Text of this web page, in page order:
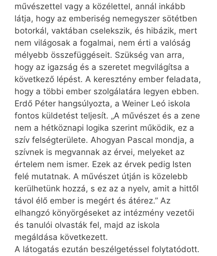
művészettel vagy a közélettel, annál inkább
látja, hogy az emberiség nemegyszer sötétben
botorkál, vaktában cselekszik, és hibázik, mert
nem világosak a fogalmai, nem érti a valóság
mélyebb összefüggéseit. Szükség van arra,
hogy az igazság és a szeretet megvilágítsa a
következő lépést. A keresztény ember feladata,
hogy a többi ember szolgálatára legyen ebben.
Erdő Péter hangsúlyozta, a Weiner Leó iskola
fontos küldetést teljesít. „A művészet és a zene
nem a hétköznapi logika szerint működik, ez a
szív felségterülete. Ahogyan Pascal mondja, a
szívnek is megvannak az érvei, melyeket az
értelem nem ismer. Ezek az érvek pedig Isten
felé mutatnak. A művészet útján is közelebb
kerülhetünk hozzá, s ez az a nyelv, amit a hittől
távol élő ember is megért és átérez.” Az
elhangzó könyörgéseket az intézmény vezetői
és tanulói olvasták fel, majd az iskola
megáldása következett.
A látogatás ezután beszélgetéssel folytatódott.